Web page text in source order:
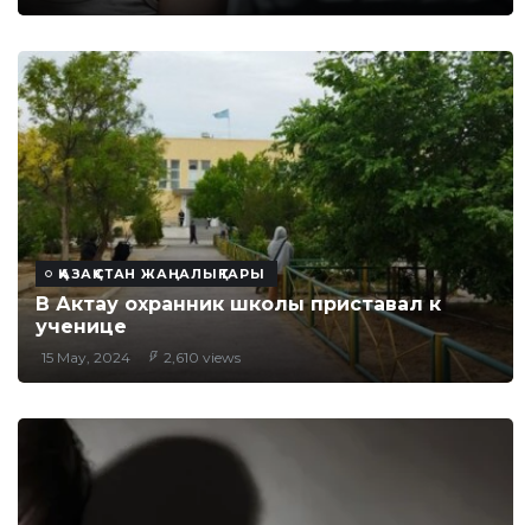
ҚАЗАҚСТАН ЖАҢАЛЫҚТАРЫ
В Актау охранник школы приставал к
ученице
15 May, 2024 2,610 views